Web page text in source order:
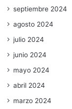
septiembre 2024
agosto 2024
julio 2024
junio 2024
mayo 2024
abril 2024
marzo 2024